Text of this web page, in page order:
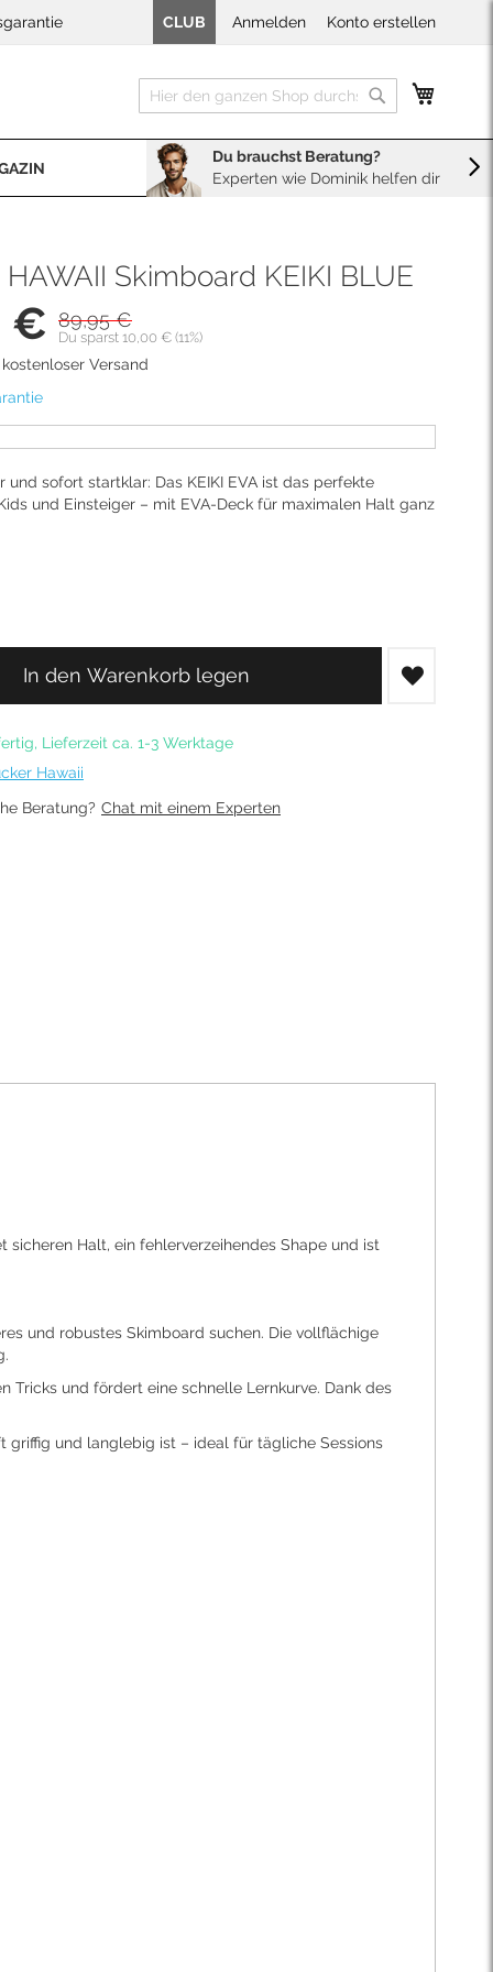
Anmelden Konto erstellen
CLUB
Suche
Du brauchst Beratung?
Experten wie Dominik helfen dir
HAWAII Skimboard KEIKI BLUE
89,95 €
Du sparst 10,00 € (11%)
€
Versand
und sofort startklar: Das KEIKI EVA ist das perfekte
und Einsteiger – mit EVA-Deck für maximalen Halt ganz
In den Warenkorb legen
Lieferzeit ca. 1-3 Werktage
Hawaii
Beratung? Chat mit einem Experten
Halt, ein fehlerverzeihendes Shape und ist
und robustes Skimboard suchen. Die vollflächige
Tricks und fördert eine schnelle Lernkurve. Dank des
griffig und langlebig ist – ideal für tägliche Sessions